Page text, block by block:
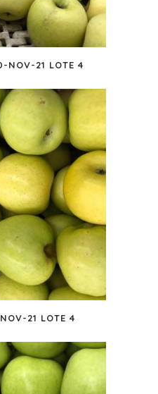
NOV-21 LOTE 4
21 LOTE 4